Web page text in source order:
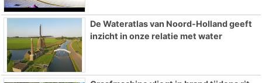
De Wateratlas van Noord-Holland geeft
inzicht in onze relatie met water